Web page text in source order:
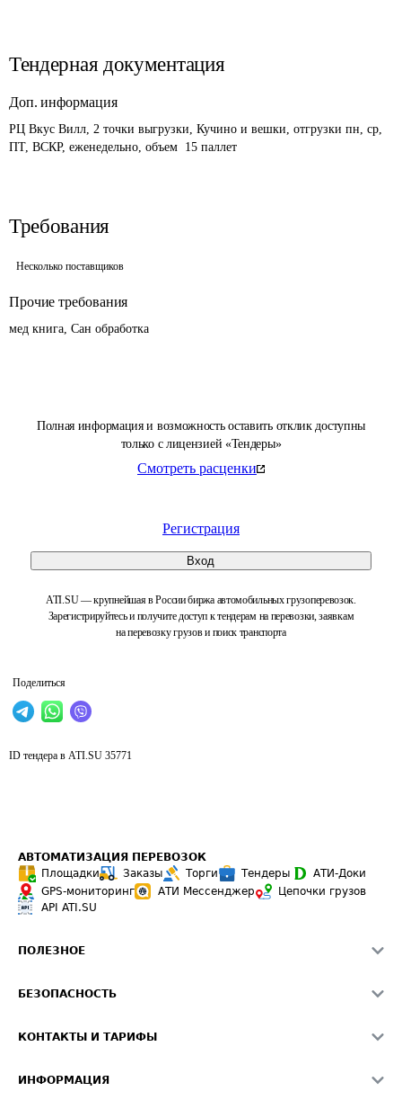
Полная информация и возможность оставить отклик доступны
только с лицензией «Тендеры»
Смотреть расценки
Регистрация
Вход
ATI.SU — крупнейшая в России биржа автомобильных грузоперевозок.
Зарегистрируйтесь и получите доступ к тендерам на перевозки, заявкам
на перевозку грузов и поиск транспорта
Поделиться
Тендерная документация
Доп. информация
РЦ Вкус Вилл, 2 точки выгрузки, Кучино и вешки, отгрузки пн, ср,
ПТ, ВСКР, еженедельно, объем  15 паллет
Требования
Несколько поставщиков
Прочие требования
мед книга, Сан обработка
ID тендера в ATI.SU 35771
АВТОМАТИЗАЦИЯ ПЕРЕВОЗОК
Площадки
Заказы Торги Тендеры
АТИ-Доки
GPS-мониторинг
АТИ Мессенджер
Цепочки грузов
API ATI.SU
ПОЛЕЗНОЕ
Звезды ATI.SU на вашем сайте
Средние ставки
БЕЗОПАСНОСТЬ
Светофор+
КОНТАКТЫ И ТАРИФЫ
ИНФОРМАЦИЯ